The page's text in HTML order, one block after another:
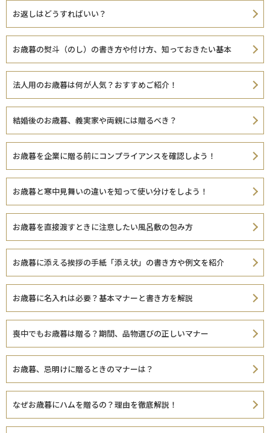
お返しはどうすればいい？
お歳暮の熨斗（のし）の書き方や付け方、知っておきたい基本
法人用のお歳暮は何が人気？おすすめご紹介！
結婚後のお歳暮、義実家や両親には贈るべき？
お歳暮を企業に贈る前にコンプライアンスを確認しよう！
お歳暮と寒中見舞いの違いを知って使い分けをしよう！
お歳暮を直接渡すときに注意したい風呂敷の包み方
お歳暮に添える挨拶の手紙「添え状」の書き方や例文を紹介
お歳暮に名入れは必要？基本マナーと書き方を解説
喪中でもお歳暮は贈る？期間、品物選びの正しいマナー
お歳暮、忌明けに贈るときのマナーは？
なぜお歳暮にハムを贈るの？理由を徹底解説！